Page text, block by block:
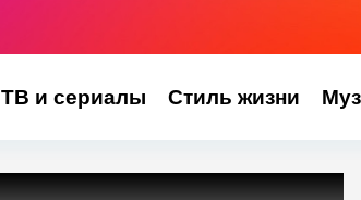
ТВ и сериалы Стиль жизни